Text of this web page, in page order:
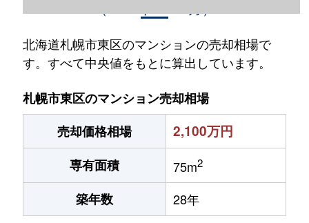
北海道札幌市東区のマンションの売却相場で
す。すべて中央値をもとに算出しています。
札幌市東区のマンション売却相場
売却価格相場
2,100万円
専有面積 75m2
築年数 28年